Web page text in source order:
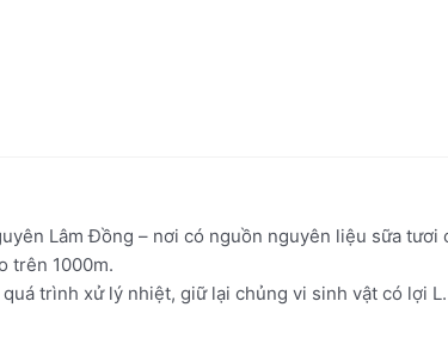
Lâm Đồng – nơi có nguồn nguyên liệu sữa tươi
trên 1000m.
trình xử lý nhiệt, giữ lại chủng vi sinh vật có lợi